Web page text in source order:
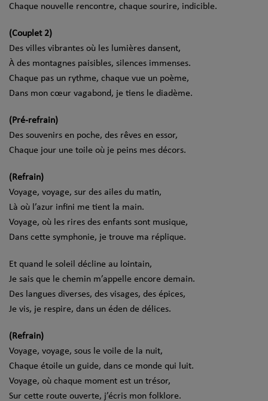
Chaque nouvelle rencontre, chaque sourire, indicible.
(Couplet 2)
Des villes vibrantes où les lumières dansent,
À des montagnes paisibles, silences immenses.
Chaque pas un rythme, chaque vue un poème,
Dans mon cœur vagabond, je tiens le diadème.
(Pré-refrain)
Des souvenirs en poche, des rêves en essor,
Chaque jour une toile où je peins mes décors.
(Refrain)
Voyage, voyage, sur des ailes du matin,
Là où l’azur infini me tient la main.
Voyage, où les rires des enfants sont musique,
Dans cette symphonie, je trouve ma réplique.
Et quand le soleil décline au lointain,
Je sais que le chemin m’appelle encore demain.
Des langues diverses, des visages, des épices,
Je vis, je respire, dans un éden de délices.
(Refrain)
Voyage, voyage, sous le voile de la nuit,
Chaque étoile un guide, dans ce monde qui luit.
Voyage, où chaque moment est un trésor,
Sur cette route ouverte, j’écris mon folklore.